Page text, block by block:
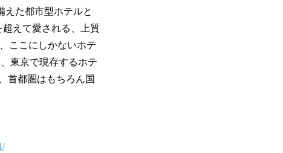
えた都市型ホテルと
超えて愛される、上質
ここにしかないホテ
東京で現存するホテ
首都圏はもちろん国